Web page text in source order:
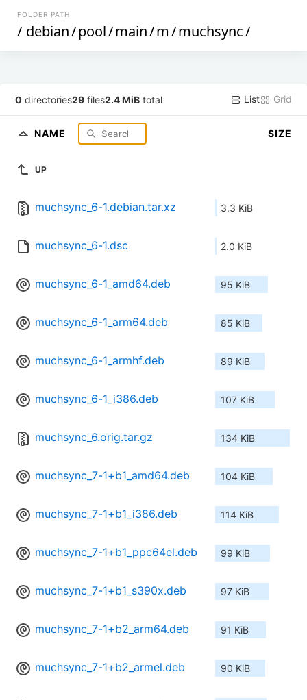
FOLDER PATH
/ debian/pool/main/m/muchsync/
0 directories29 files2.4 MiB total List Grid
NAME SIZE
UP
muchsync_6-1.debian.tar.xz 3.3 KiB
muchsync_6-1.dsc 2.0 KiB
muchsync_6-1_amd64.deb 95 KiB
muchsync_6-1_arm64.deb 85 KiB
muchsync_6-1_armhf.deb 89 KiB
muchsync_6-1_i386.deb 107 KiB
muchsync_6.orig.tar.gz 134 KiB
muchsync_7-1+b1_amd64.deb 104 KiB
muchsync_7-1+b1_i386.deb 114 KiB
muchsync_7-1+b1_ppc64el.deb 99 KiB
muchsync_7-1+b1_s390x.deb 97 KiB
muchsync_7-1+b2_arm64.deb 91 KiB
muchsync_7-1+b2_armel.deb 90 KiB